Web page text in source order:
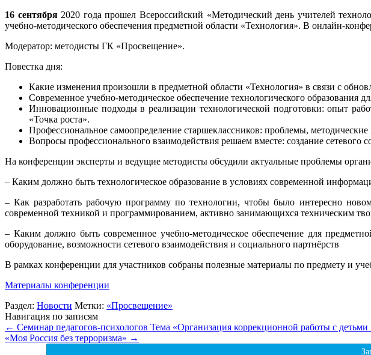
16 сентября2020 года прошел Всероссийский «Методический день учителей
учебно-методического обеспечения предметной области «Технология». В онлайн-
Модератор: методисты ГК «Просвещение».
Повестка дня:
Какие изменения произошли в предметной области «Технология» в связи с
Современное учебно-методическое обеспечение технологического образования
Инновационные подходы в реализации технологической подготовки: опыт
«Точка роста».
Профессиональное самоопределение старшеклассников: проблемы,
Вопросы профессионального взаимодействия решаем вместе: создание сетевого
На конференции эксперты и ведущие методисты обсудили актуальные проблемы
– Каким должно быть технологическое образование в условиях современной
– Как разработать рабочую программу по технологии, чтобы было интересно
современной техникой и программированием, активно занимающихся техническим
– Каким должно быть современное учебно-методическое обеспечение для
оборудование, возможности сетевого взаимодействия и социального партнёрств
В рамках конференции для участников собраны полезные материалы по предмету и
Материалы конференции
Раздел: Новости Метки: «Просвещение»
Навигация по записям
← Семинар педагогов-психологов Тема «Организация коррекционной работы с
«Моя Россия без терроризма» →